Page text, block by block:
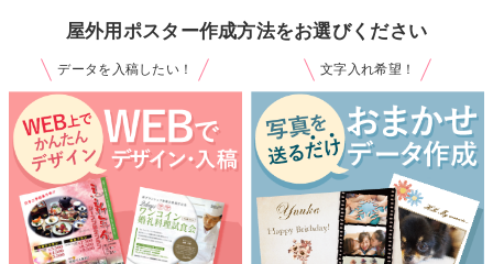
屋外用ポスター作成方法をお選びください
データを入稿したい！ 文字入れ希望！